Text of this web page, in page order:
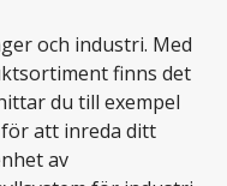
och industri. Med
finns det
du till exempel
att inreda ditt
av